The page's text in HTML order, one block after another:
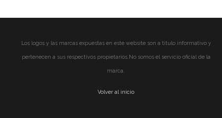
Los logos y las marcas expuestas en este website son a título informativo y
pertenecen a sus respectivos propietarios.No somos el servicio oficial de la
marca.
Volver al inicio